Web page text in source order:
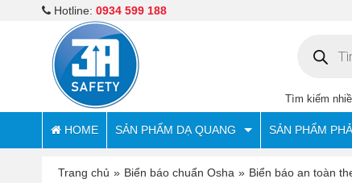
Hotline: 0934 599 188
kiếm
sản
Tìm kiếm
HOME SẢN PHẨM DẠ QUANG SẢN PHẨM
Trang chủ » Biển báo chuẩn Osha » Biển báo an toàn